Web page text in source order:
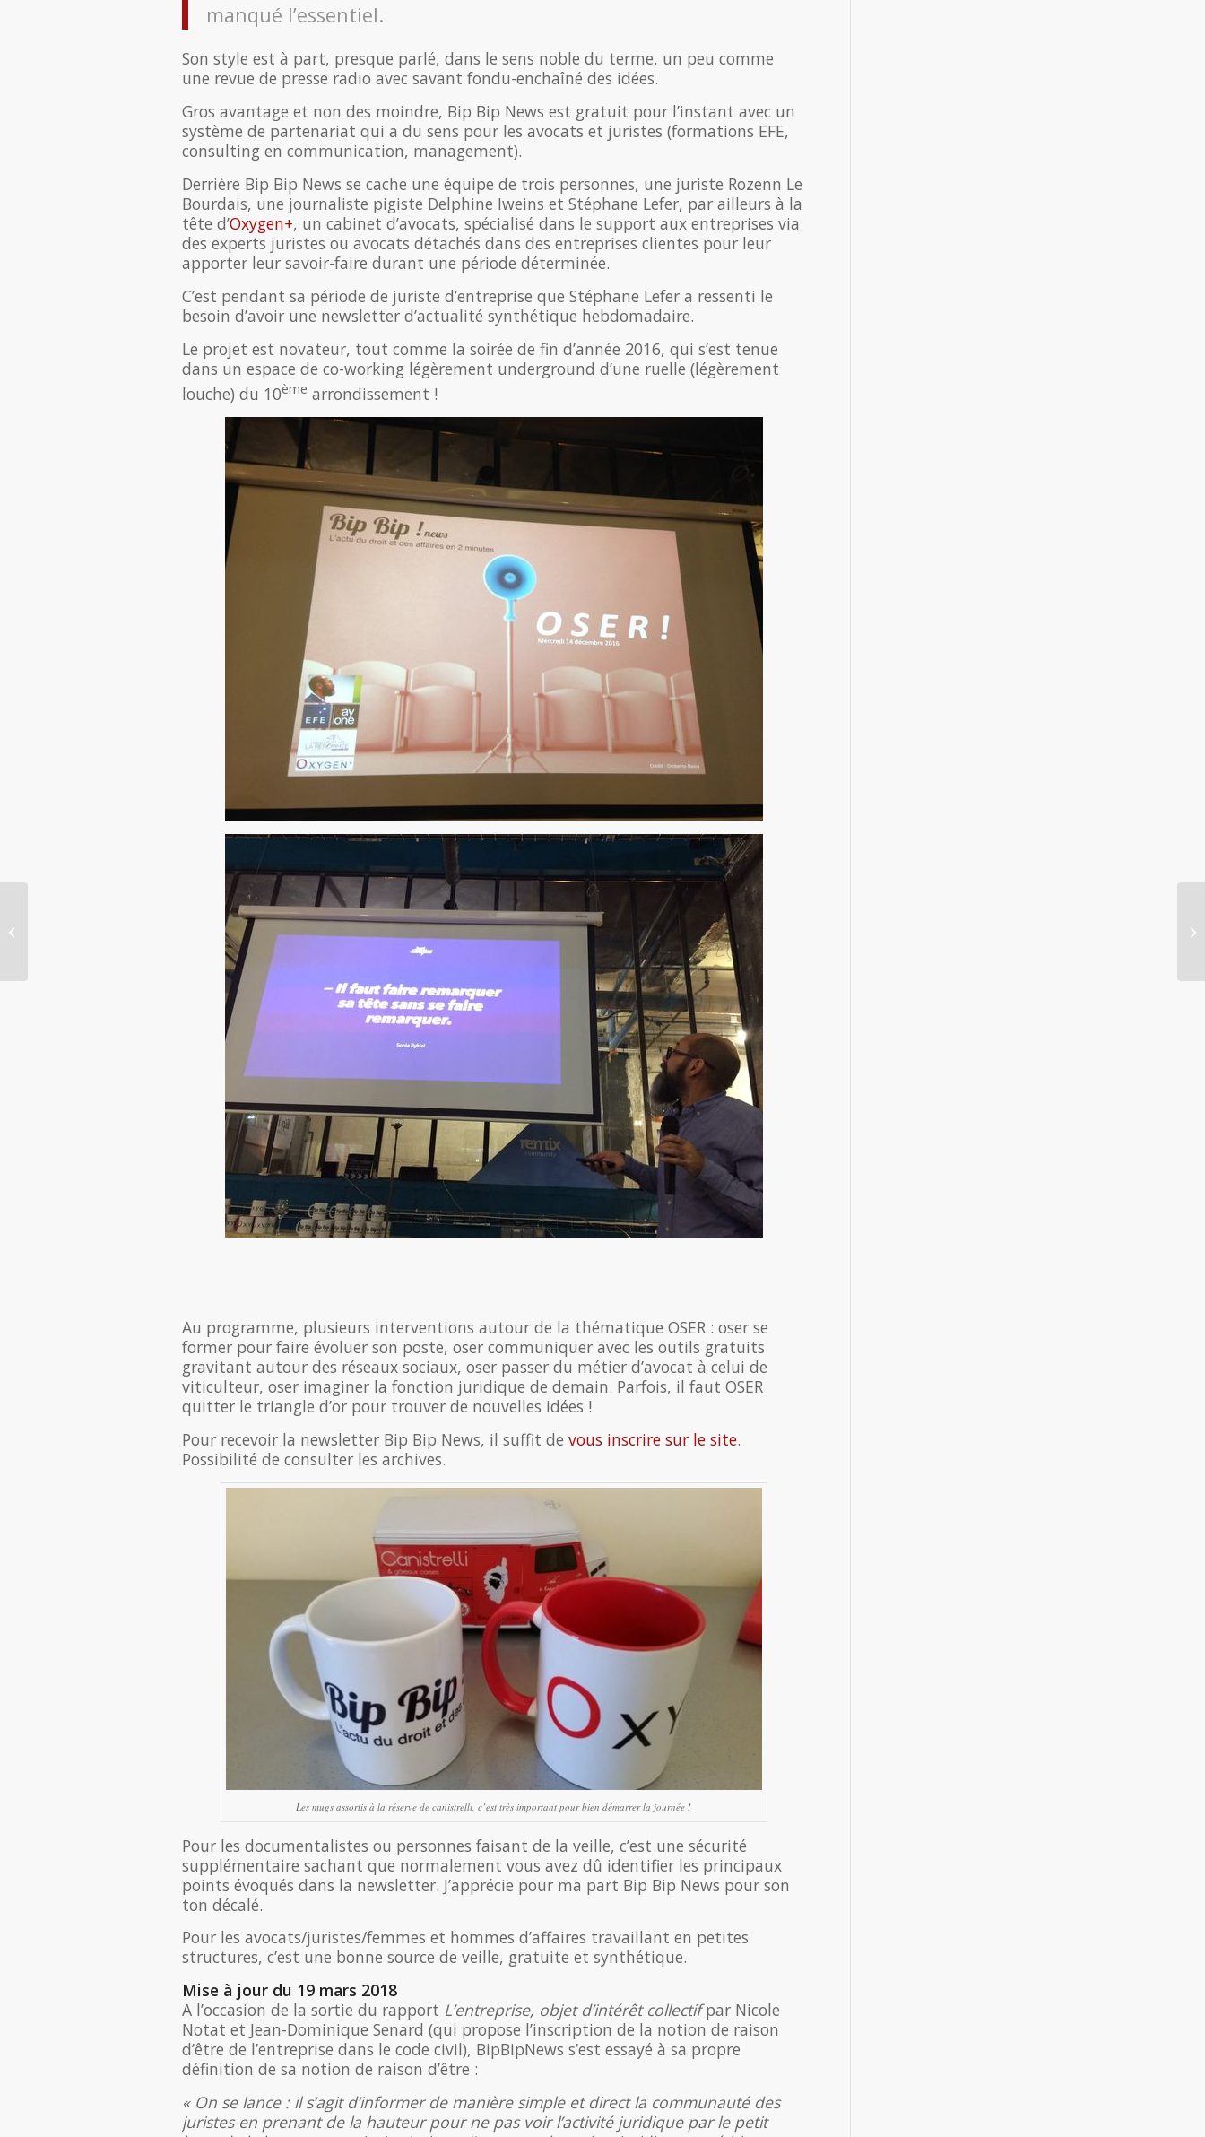
manqué l’essentiel.
Son style est à part, presque parlé, dans le sens noble du terme, un peu comme
une revue de presse radio avec savant fondu-enchaîné des idées.
Gros avantage et non des moindre, Bip Bip News est gratuit pour l’instant avec un
système de partenariat qui a du sens pour les avocats et juristes (formations EFE,
consulting en communication, management).
Derrière Bip Bip News se cache une équipe de trois personnes, une juriste Rozenn Le
Bourdais, une journaliste pigiste Delphine Iweins et Stéphane Lefer, par ailleurs à la
tête d’Oxygen+, un cabinet d’avocats, spécialisé dans le support aux entreprises via
des experts juristes ou avocats détachés dans des entreprises clientes pour leur
apporter leur savoir-faire durant une période déterminée.
C’est pendant sa période de juriste d’entreprise que Stéphane Lefer a ressenti le
besoin d’avoir une newsletter d’actualité synthétique hebdomadaire.
Le projet est novateur, tout comme la soirée de fin d’année 2016, qui s’est tenue
dans un espace de co-working légèrement underground d’une ruelle (légèrement
louche) du 10ème arrondissement !
Au programme, plusieurs interventions autour de la thématique OSER : oser se
former pour faire évoluer son poste, oser communiquer avec les outils gratuits
gravitant autour des réseaux sociaux, oser passer du métier d’avocat à celui de
viticulteur, oser imaginer la fonction juridique de demain. Parfois, il faut OSER
quitter le triangle d’or pour trouver de nouvelles idées !
Pour recevoir la newsletter Bip Bip News, il suffit de vous inscrire sur le site.
Possibilité de consulter les archives.
Les mugs assortis à la réserve de canistrelli, c’est très important pour bien démarrer la journée !
Pour les documentalistes ou personnes faisant de la veille, c’est une sécurité
supplémentaire sachant que normalement vous avez dû identifier les principaux
points évoqués dans la newsletter. J’apprécie pour ma part Bip Bip News pour son
ton décalé.
Pour les avocats/juristes/femmes et hommes d’affaires travaillant en petites
structures, c’est une bonne source de veille, gratuite et synthétique.
Mise à jour du 19 mars 2018
A l’occasion de la sortie du rapport L’entreprise, objet d’intérêt collectifpar Nicole
Notat et Jean-Dominique Senard (qui propose l’inscription de la notion de raison
d’être de l’entreprise dans le code civil), BipBipNews s’est essayé à sa propre
définition de sa notion de raison d’être :
« On se lance : il s’agit d’informer de manière simple et direct la communauté des
juristes en prenant de la hauteur pour ne pas voir l’activité juridique par le petit